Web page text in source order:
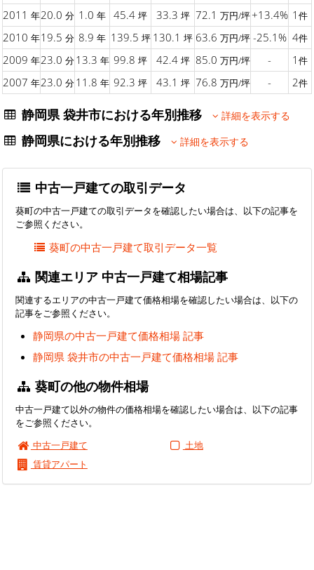
2011 年20.0 分 1.0 年 45.4 坪 33.3 坪 72.1 万円/坪+13.4% 1 件
2010 年19.5 分 8.9 年 139.5 坪 130.1 坪 63.6 万円/坪 -25.1% 4件
2009 年23.0 分13.3 年 99.8 坪 42.4 坪 85.0 万円/坪 - 1 件
2007 年23.0 分11.8 年 92.3 坪 43.1 坪 76.8 万円/坪 - 2件
静岡県 袋井市における年別推移 詳細を表示する
静岡県における年別推移 詳細を表示する
中古一戸建ての取引データ
葵町の中古一戸建ての取引データを確認したい場合は、以下の記事を
ご参照ください。
葵町の中古一戸建て取引データ一覧
関連エリア 中古一戸建て相場記事
関連するエリアの中古一戸建て価格相場を確認したい場合は、以下の
記事をご参照ください。
静岡県の中古一戸建て価格相場 記事
静岡県 袋井市の中古一戸建て価格相場 記事
葵町の他の物件相場
中古一戸建て以外の物件の価格相場を確認したい場合は、以下の記事
をご参照ください。
中古一戸建て
土地
賃貸アパート